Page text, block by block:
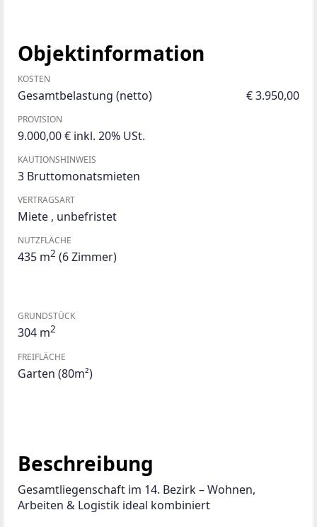
Objektinformation
KOSTEN
Gesamtbelastung (netto) € 3.950,00
PROVISION
9.000,00 € inkl. 20% USt.
KAUTIONSHINWEIS
3 Bruttomonatsmieten
VERTRAGSART
Miete , unbefristet
NUTZFLÄCHE
435 m2 (6 Zimmer)
GRUNDSTÜCK
304 m2
FREIFLÄCHE
Garten (80m²)
Beschreibung
Gesamtliegenschaft im 14. Bezirk – Wohnen,
Arbeiten & Logistik ideal kombiniert